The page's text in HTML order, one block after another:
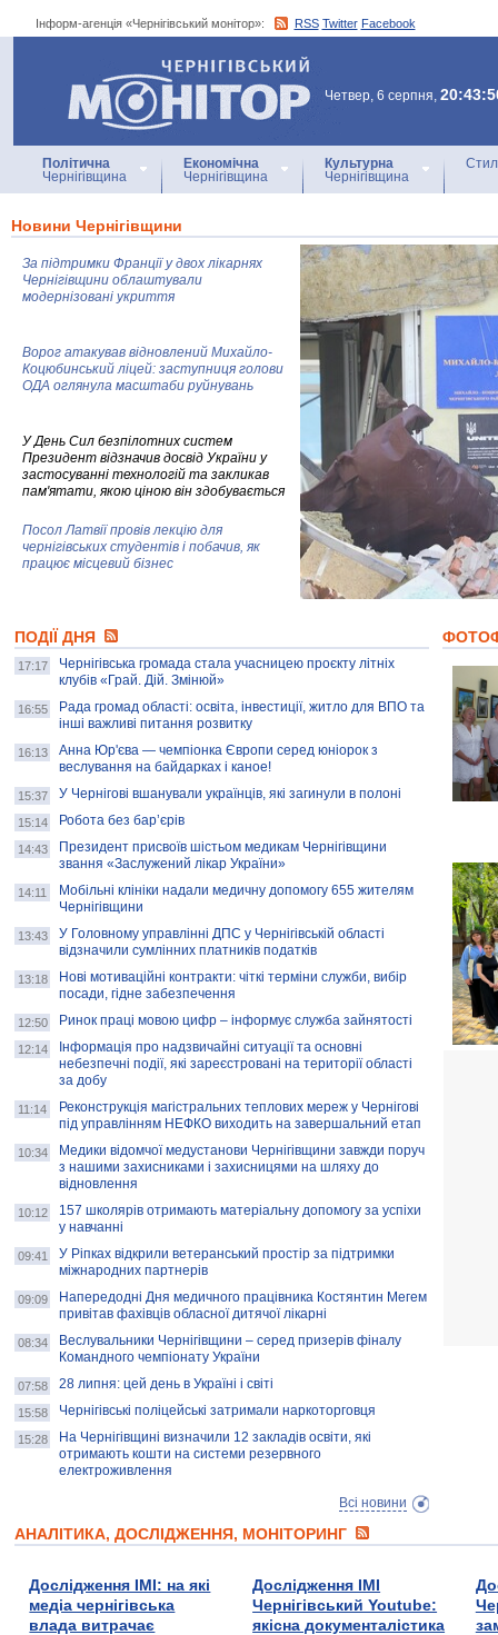
Інформ-агенція «Чернігівський монітор»: RSS Twitter Facebook
Інформ-агенція
«Чернігівський монітор»
Четвер, 6 серпня,
Політична
Чернігівщина
Економічна
Чернігівщина
Культурна
Чернігівщина
Новини Чернігівщини
За підтримки Франції у двох лікарнях
Чернігівщини облаштували
модернізовані укриття
Ворог атакував відновлений Михайло-
Коцюбинський ліцей: заступниця голови
ОДА оглянула масштаби руйнувань
У День Сил безпілотних систем
Президент відзначив досвід України у
застосуванні технологій та закликав
пам'ятати, якою ціною він здобувається
Посол Латвії провів лекцію для
чернігівських студентів і побачив, як
працює місцевий бізнес
колекцію про війну, емоції та тварин
AB InBev Efes Україна підтримала
навчальний проєкт "Молодіжна бізнес-
школа", спрямований на розвиток
підприємництва у Чернігівській області
Золота тварина: видання Forbes
написало про чернігівця Патрона: хто і
скільки на ньому заробляє? І куди
витрачають?
ПОДІЇ ДНЯ
17:17
Чернігівська громада стала учасницею проєкту літніх
клубів «Грай. Дій. Змінюй»
16:55
Рада громад області: освіта, інвестиції, житло для ВПО та
інші важливі питання розвитку
16:13
Анна Юр'єва — чемпіонка Європи серед юніорок з
веслування на байдарках і каное!
15:37 У Чернігові вшанували українців, які загинули в полоні
15:14 Робота без бар’єрів
14:43
Президент присвоїв шістьом медикам Чернігівщини
звання «Заслужений лікар України»
14:11
Мобільні клініки надали медичну допомогу 655 жителям
Чернігівщини
13:43
У Головному управлінні ДПС у Чернігівській області
відзначили сумлінних платників податків
13:18
Нові мотиваційні контракти: чіткі терміни служби, вибір
посади, гідне забезпечення
12:50 Ринок праці мовою цифр – інформує служба зайнятості
12:14
Інформація про надзвичайні ситуації та основні
небезпечні події, які зареєстровані на території області
за добу
11:14
Реконструкція магістральних теплових мереж у Чернігові
під управлінням НЕФКО виходить на завершальний етап
10:34
Медики відомчої медустанови Чернігівщини завжди поруч
з нашими захисниками і захисницями на шляху до
відновлення
10:12
157 школярів отримають матеріальну допомогу за успіхи
у навчанні
09:41
У Ріпках відкрили ветеранський простір за підтримки
міжнародних партнерів
09:09
Напередодні Дня медичного працівника Костянтин Мегем
привітав фахівців обласної дитячої лікарні
08:34
Веслувальники Чернігівщини – серед призерів фіналу
Командного чемпіонату України
07:58 28 липня: цей день в Україні і світі
15:58 Чернігівські поліцейські затримали наркоторговця
15:28
На Чернігівщині визначили 12 закладів освіти, які
отримають кошти на системи резервного
електроживлення
Всі новини
АНАЛІТИКА, ДОСЛІДЖЕННЯ, МОНІТОРИНГ
Дослідження ІМІ: на які
медіа чернігівська
влада витрачає
Дослідження ІМІ
Чернігівський Youtube:
якісна документалістика